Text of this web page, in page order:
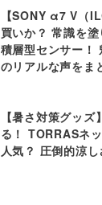
【SONY α7 V（
買いか？ 常識を
積層型センサー！
のリアルな声をま
【暑さ対策グッ
る！ TORRASネ
人気？ 圧倒的涼